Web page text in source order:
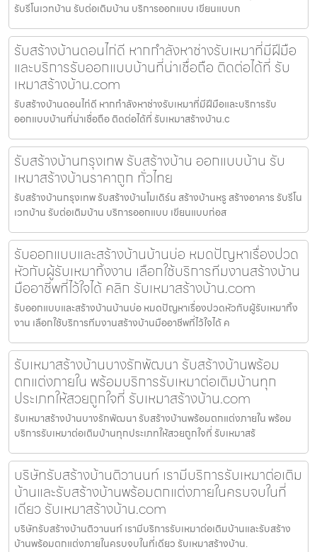
รับรีโนเวทบ้าน รับต่อเติมบ้าน บริการออกแบบ เขียนแบบก
รับสร้างบ้านดอนไก่ดี หากกำลังหาช่างรับเหมาที่มีฝีมือ
และบริการรับออกแบบบ้านที่น่าเชื่อถือ ติดต่อได้ที่ รับ
เหมาสร้างบ้าน.com
รับสร้างบ้านดอนไก่ดี หากกำลังหาช่างรับเหมาที่มีฝีมือและบริการรับ
ออกแบบบ้านที่น่าเชื่อถือ ติดต่อได้ที่ รับเหมาสร้างบ้าน.c
รับสร้างบ้านกรุงเทพ รับสร้างบ้าน ออกแบบบ้าน รับ
เหมาสร้างบ้านราคาถูก ทั่วไทย
รับสร้างบ้านกรุงเทพ รับสร้างบ้านโมเดิร์น สร้างบ้านหรู สร้างอาคาร รับรีโน
เวทบ้าน รับต่อเติมบ้าน บริการออกแบบ เขียนแบบก่อส
รับออกแบบและสร้างบ้านบ้านบ่อ หมดปัญหาเรื่องปวด
หัวกับผู้รับเหมาทิ้งงาน เลือกใช้บริการทีมงานสร้างบ้าน
มืออาชีพที่ไว้ใจได้ คลิก รับเหมาสร้างบ้าน.com
รับออกแบบและสร้างบ้านบ้านบ่อ หมดปัญหาเรื่องปวดหัวกับผู้รับเหมาทิ้ง
งาน เลือกใช้บริการทีมงานสร้างบ้านมืออาชีพที่ไว้ใจได้ ค
รับเหมาสร้างบ้านบางรักพัฒนา รับสร้างบ้านพร้อม
ตกแต่งภายใน พร้อมบริการรับเหมาต่อเติมบ้านทุก
ประเภทให้สวยถูกใจที่ รับเหมาสร้างบ้าน.com
รับเหมาสร้างบ้านบางรักพัฒนา รับสร้างบ้านพร้อมตกแต่งภายใน พร้อม
บริการรับเหมาต่อเติมบ้านทุกประเภทให้สวยถูกใจที่ รับเหมาสร้
บริษัทรับสร้างบ้านติวานนท์ เรามีบริการรับเหมาต่อเติม
บ้านและรับสร้างบ้านพร้อมตกแต่งภายในครบจบในที่
เดียว รับเหมาสร้างบ้าน.com
บริษัทรับสร้างบ้านติวานนท์ เรามีบริการรับเหมาต่อเติมบ้านและรับสร้าง
บ้านพร้อมตกแต่งภายในครบจบในที่เดียว รับเหมาสร้างบ้าน.